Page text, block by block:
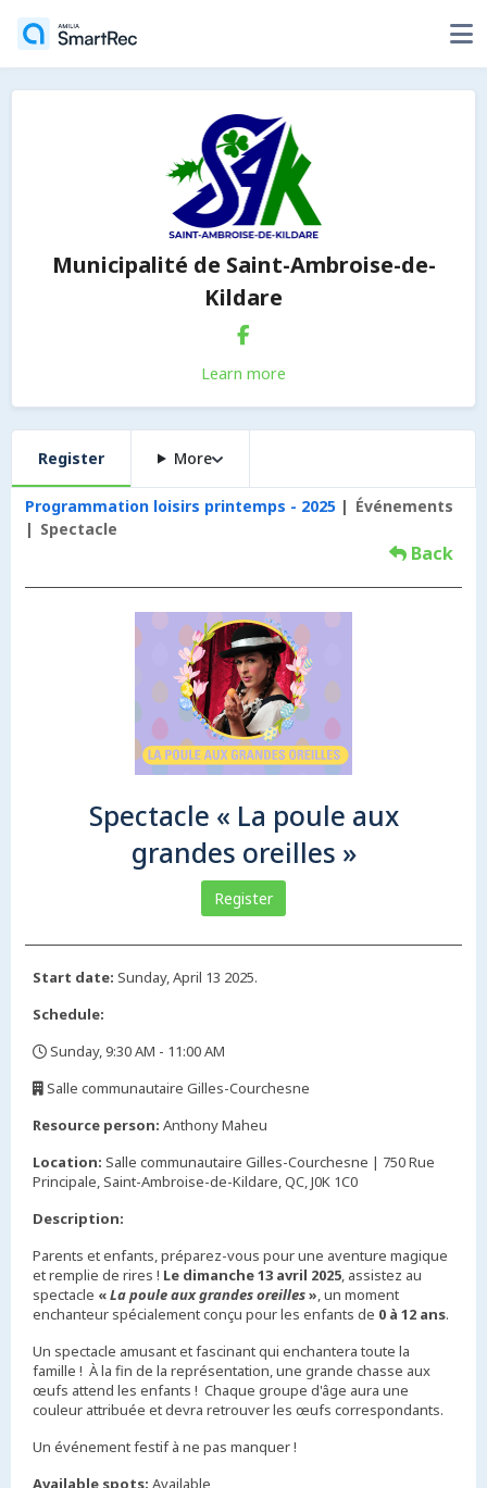
Municipalité de Saint-Ambroise-de-
Kildare
Learn more
Register More
Programmation loisirs printemps - 2025
Événements
Spectacle
Back
Spectacle « La poule aux
grandes oreilles »
Register
Start date: Sunday, April 13 2025.
Schedule:
Sunday, 9:30 AM - 11:00 AM
Salle communautaire Gilles-Courchesne
Resource person: Anthony Maheu
Location: Salle communautaire Gilles-Courchesne | 750 Rue
Principale, Saint-Ambroise-de-Kildare, QC, J0K 1C0
Description:
Parents et enfants, préparez-vous pour une aventure magique
et remplie de rires ! Le dimanche 13 avril 2025, assistez au
spectacle «La poule aux grandes oreilles», un moment
enchanteur spécialement conçu pour les enfants de 0 à 12 ans.
Un spectacle amusant et fascinant qui enchantera toute la
famille ! À la fin de la représentation, une grande chasse aux
œufs attend les enfants ! Chaque groupe d'âge aura une
couleur attribuée et devra retrouver les œufs correspondants.
Un événement festif à ne pas manquer !
Available spots: Available